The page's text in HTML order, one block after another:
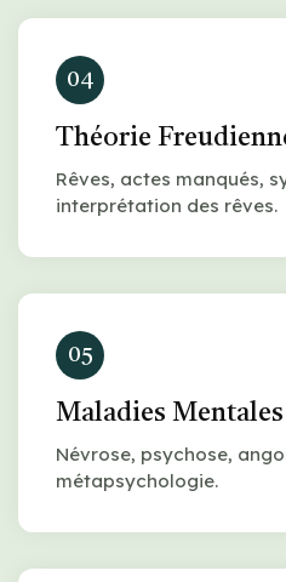
04
Théorie
Rêves, actes manqués,
interprétation des rêves.
05
Maladies
Névrose, psychose,
métapsychologie.